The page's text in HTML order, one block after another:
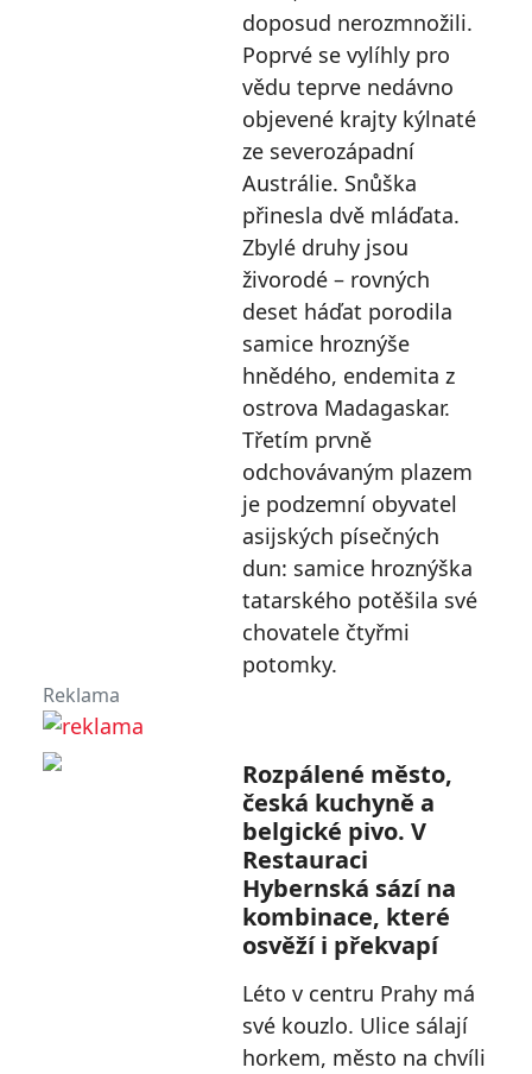
doposud nerozmnožili.
Poprvé se vylíhly pro
vědu teprve nedávno
objevené krajty kýlnaté
ze severozápadní
Austrálie. Snůška
přinesla dvě mláďata.
Zbylé druhy jsou
živorodé – rovných
deset háďat porodila
samice hroznýše
hnědého, endemita z
ostrova Madagaskar.
Třetím prvně
odchovávaným plazem
je podzemní obyvatel
asijských písečných
dun: samice hroznýška
tatarského potěšila své
chovatele čtyřmi
potomky.
Reklama
Rozpálené město,
česká kuchyně a
belgické pivo. V
Restauraci
Hybernská sází na
kombinace, které
osvěží i překvapí
Léto v centru Prahy má
své kouzlo. Ulice sálají
horkem, město na chvíli